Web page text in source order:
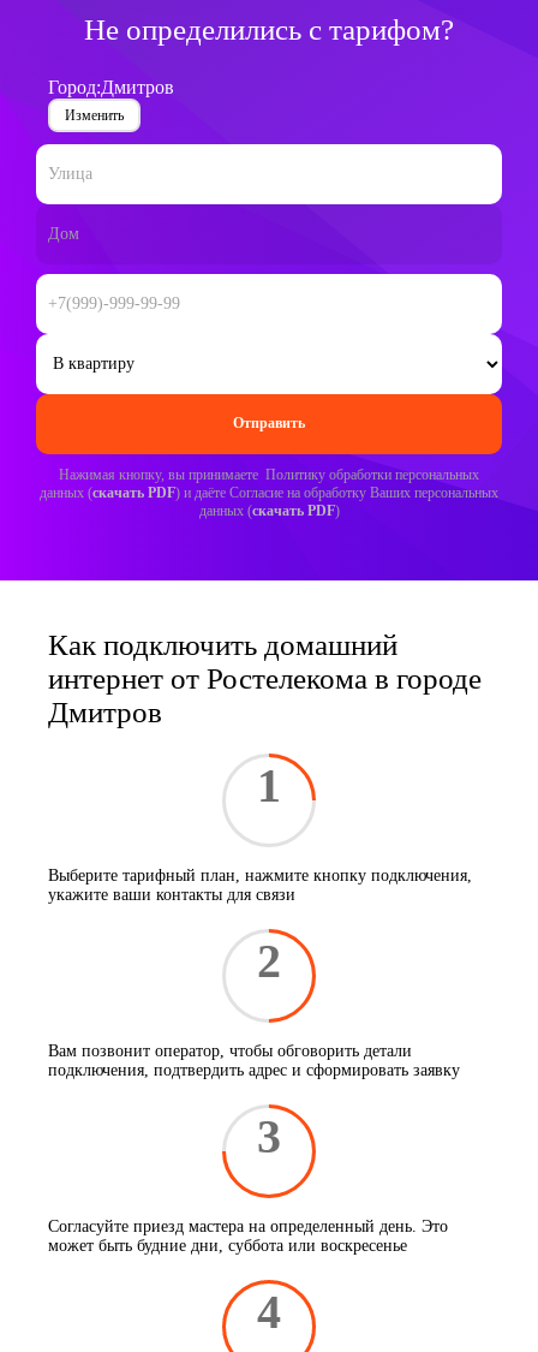
Не определились с тарифом?
Город:Дмитров
Изменить
Нажимая кнопку, вы принимаете Политику обработки персональных
данных (скачать PDF) и даёте Согласие на обработку Ваших персональных
данных (скачать PDF)
Как подключить домашний
интернет от Ростелекома в городе
Дмитров
1
Выберите тарифный план, нажмите кнопку подключения,
укажите ваши контакты для связи
2
Вам позвонит оператор, чтобы обговорить детали
подключения, подтвердить адрес и сформировать заявку
3
Согласуйте приезд мастера на определенный день. Это
может быть будние дни, суббота или воскресенье
4